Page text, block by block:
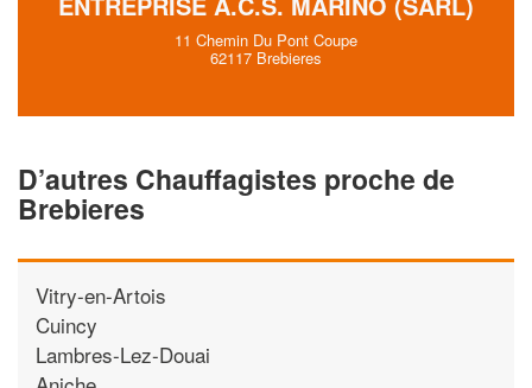
11 Chemin Du Pont Coupe
62117 Brebieres
D’autres Chauffagistes proche de
Brebieres
Vitry-en-Artois
Cuincy
Lambres-Lez-Douai